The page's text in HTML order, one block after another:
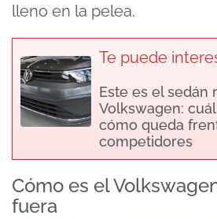
lleno en la pelea.
Te puede
Este es el sedán
Volkswagen:
cómo queda
competidores
Cómo es el
fuera